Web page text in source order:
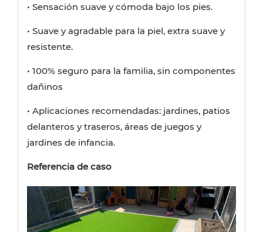
• Sensación suave y cómoda bajo los pies.
• Suave y agradable para la piel, extra suave y
resistente.
• 100% seguro para la familia, sin componentes
dañinos
• Aplicaciones recomendadas: jardines, patios
delanteros y traseros, áreas de juegos y
jardines de infancia.
Referencia de caso